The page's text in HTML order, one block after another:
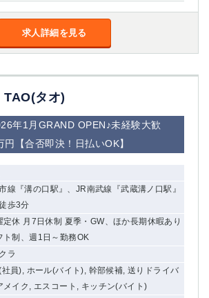
求人詳細を見る
タオ)
年1月GRAND OPEN♪未経験大歓
【合否即決！日払いOK】
線『溝の口駅』、JR南武線『武蔵溝ノ口駅』
歩3分
定休 月7日休制 夏季・GW、ほか長期休暇あり
ト制、週1日～勤務OK
ラ
員), ホール(バイト), 幹部候補, 送りドライバ
メイク, エスコート, キッチン(バイト)